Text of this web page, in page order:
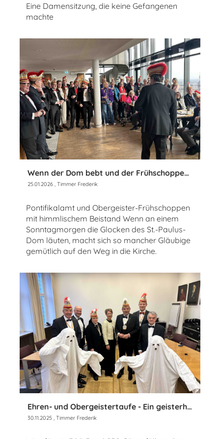
Eine Damensitzung, die keine Gefangenen
machte
Wenn der Dom bebt und der Frühschoppen ruft
25.01.2026 , Timmer Frederik
Pontifikalamt und Obergeister-Frühschoppen
mit himmlischem Beistand Wenn an einem
Sonntagmorgen die Glocken des St.-Paulus-
Dom läuten, macht sich so mancher Gläubige
gemütlich auf den Weg in die Kirche.
Ehren- und Obergeistertaufe - Ein geisterhaft guter Tag im Rathaus zu Münster
30.11.2025 , Timmer Frederik